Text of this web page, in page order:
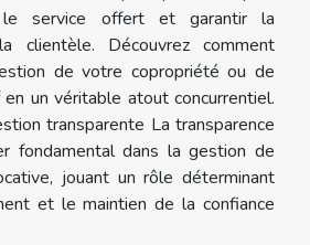
le service offert et garantir la
clientèle. Découvrez comment
de votre copropriété ou de
un véritable atout concurrentiel.
transparente La transparence
fondamental dans la gestion de
jouant un rôle déterminant
et le maintien de la confiance